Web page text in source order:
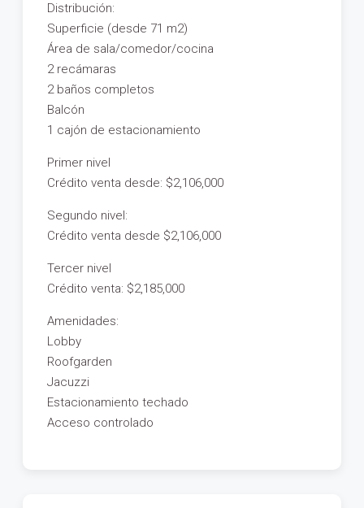
Distribución:
Superficie (desde 71 m2)
Área de sala/comedor/cocina
2 recámaras
2 baños completos
Balcón
1 cajón de estacionamiento
Primer nivel
Crédito venta desde: $2,106,000
Segundo nivel:
Crédito venta desde $2,106,000
Tercer nivel
Crédito venta: $2,185,000
Amenidades:
Lobby
Roofgarden
Jacuzzi
Estacionamiento techado
Acceso controlado